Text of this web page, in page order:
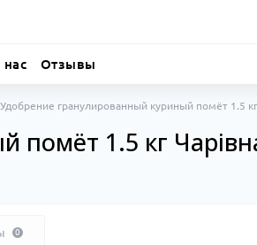
нас Отзывы
Удобрение гранулированный куриный помёт 1.5 кг
1.5 кг
0